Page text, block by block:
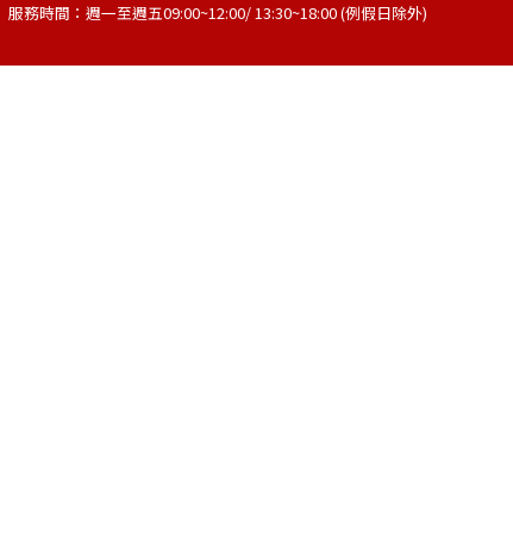
服務時間：週一至週五09:00~12:00/ 13:30~18:00 (例假日除外)